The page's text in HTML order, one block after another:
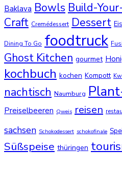
Baklava Bowls Build-
Craft Cremédessert Dessert
Dining To Go foodtruck
Ghost Kitchen gourmet
kochbuch kochen Kompott
nachtisch Naumburg
Preiselbeeren Qweis reisen
sachsen Schokodessert schokofinale
Süßspeise thüringen